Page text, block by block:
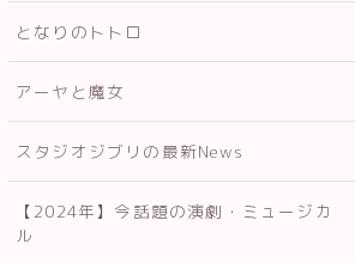
となりのトトロ
アーヤと魔女
スタジオジブリの最新News
【2024年】今話題の演劇・ミュージカ
ル